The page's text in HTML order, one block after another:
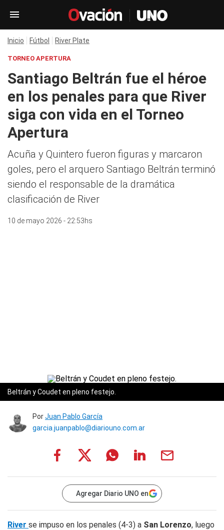
Inicio Fútbol River Plate
TORNEO APERTURA
Santiago Beltrán fue el héroe
en los penales para que River
siga con vida en el Torneo
Apertura
Acuña y Quintero fueron figuras y marcaron
goles, pero el arquero Santiago Beltrán terminó
siendo el responsable de la dramática
clasificación de River
10 de mayo 2026 - 22:53hs
Beltrán y Coudet en pleno festejo.
PorJuan Pablo García
garcia.juanpablo@diariouno.com.ar
Agregar Diario UNO en
River se impuso en los penales (4-3) a San Lorenzo, luego